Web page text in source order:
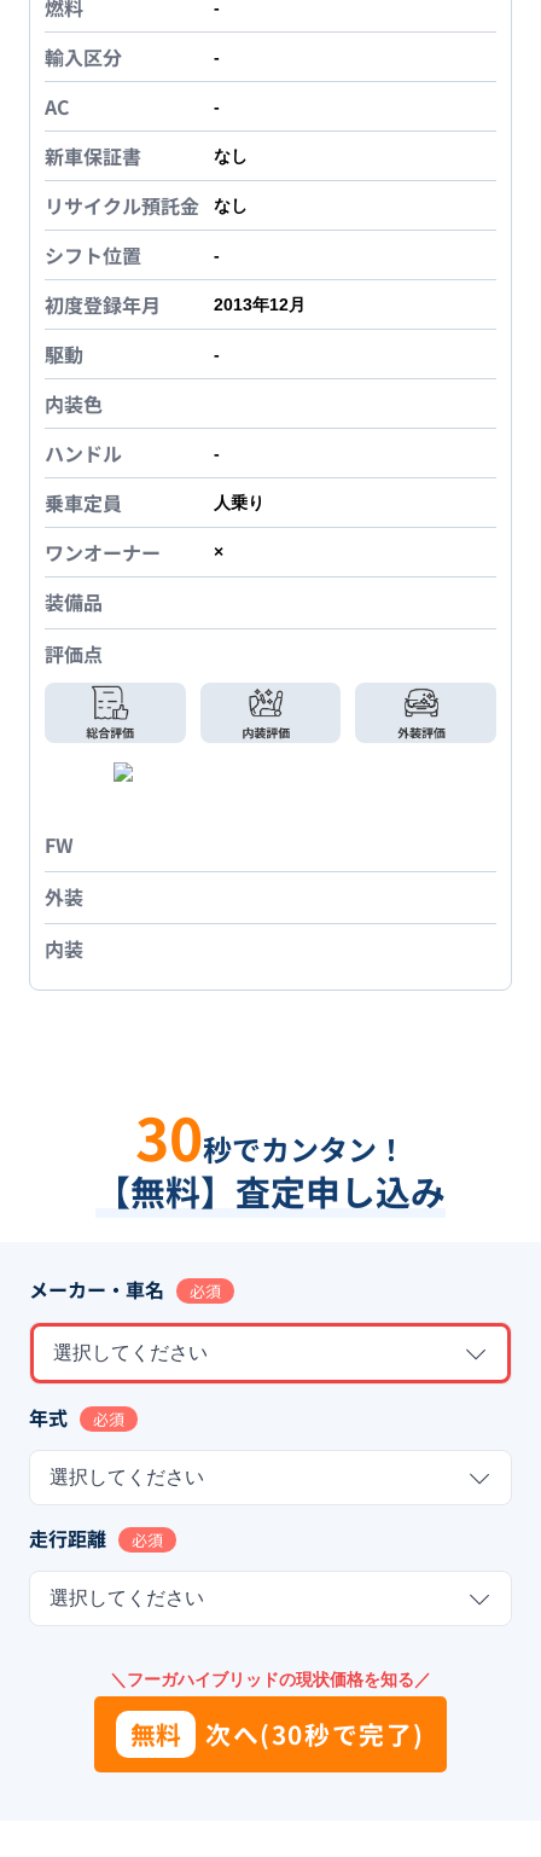
燃料
-
輸入区分 -
AC -
新車保証書 なし
リサイクル預託金 なし
シフト位置 -
初度登録年月 2013年12月
駆動 -
内装色
ハンドル
-
乗車定員 人乗り
ワンオーナー ×
装備品
評価点
FW
外装
内装
30秒でカンタン！
【無料】査定申し込み
メーカー・車名 必須
選択してください
年式 必須
選択してください
走行距離 必須
選択してください
＼フーガハイブリッドの現状価格を知る／
無料 次へ(30秒で完了)